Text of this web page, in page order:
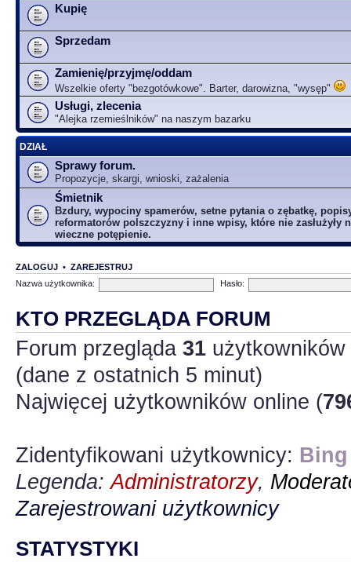
Kupię
Sprzedam
Zamienię/przyjmę/oddam
Wszelkie oferty "bezgotówkowe". Barter, darowizna, "wysęp"
Usługi, zlecenia
"Alejka rzemieślników" na naszym bazarku
DZIAŁ
Sprawy forum.
Propozycje, skargi, wnioski, zażalenia
Śmietnik
Bzdury, wypociny spamerów, setne pytania o zębatkę,
reformatorów polszczyzny i inne wpisy, które nie zasłużyły
wieczne potępienie.
ZALOGUJ • ZAREJESTRUJ
Nazwa użytkownika:
Hasło:
KTO PRZEGLĄDA FORUM
Forum przegląda 31
(dane z ostatnich 5 minut)
Najwięcej użytkowników online (
Zidentyfikowani użytkownicy:
Legenda:Administratorzy,
Zarejestrowani użytkownicy
STATYSTYKI